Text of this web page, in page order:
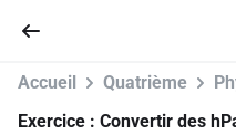
Accueil Quatrième
Exercice : Convertir des